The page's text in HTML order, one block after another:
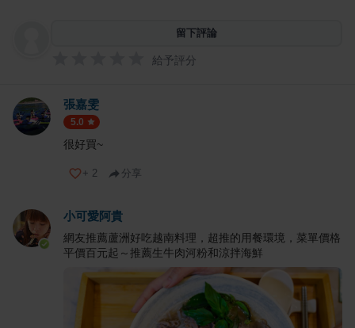
留下評論
給予評分
張嘉雯
5.0
很好買~
+ 2 分享
小可愛阿貴
網友推薦蘆洲好吃越南料理，超推的用餐環境，菜單價格
平價百元起～推薦生牛肉河粉和涼拌海鮮